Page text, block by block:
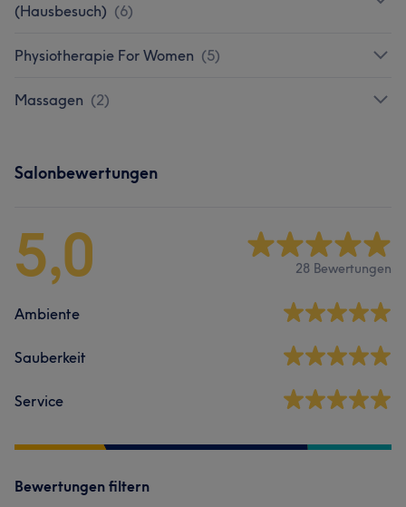
(Hausbesuch) (6)
Physiotherapie For Women (5)
Massagen (2)
Salonbewertungen
5,0 28 Bewertungen
Ambiente
Sauberkeit
Service
Bewertungen filtern